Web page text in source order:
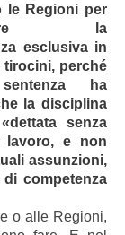
le Regioni per
la
esclusiva in
tirocini, perché
ha
la disciplina
senza
lavoro, e non
assunzioni,
competenza
o alle Regioni,